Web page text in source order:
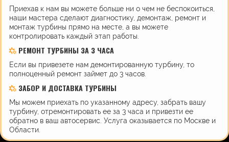
Приехав к нам вы можете больше ни о чем не беспокоиться,
наши мастера сделают диагностику, демонтаж, ремонт и
монтаж турбины прямо на месте, а вы можете
контролировать каждый этап работы.
РЕМОНТ ТУРБИНЫ ЗА 3 ЧАСА
Если вы привезете нам демонтированную турбину, то
полноценный ремонт займет до 3 часов.
ЗАБОР И ДОСТАВКА ТУРБИНЫ
Мы можем приехать по указанному адресу, забрать вашу
турбину, отремонтировать ее за 3 часа и привезти ее
обратно в ваш автосервис. Услуга оказывается по Москве и
Области.